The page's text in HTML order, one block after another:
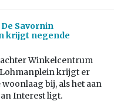
Savornin
krijgt negende
Winkelcentrum
krijgt er
bij, als het aan
Interest ligt.